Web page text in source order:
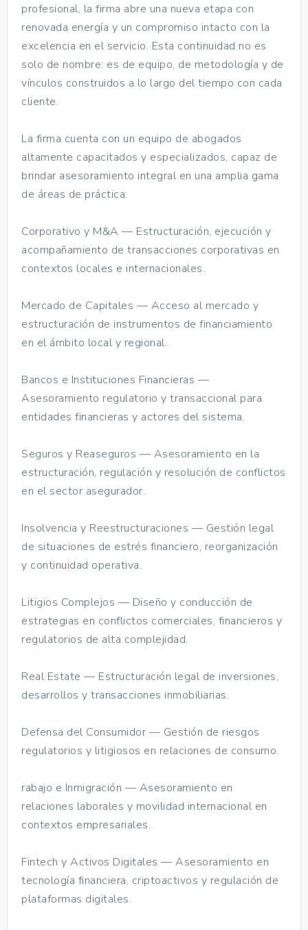
profesional, la firma abre una nueva etapa con
renovada energía y un compromiso intacto con la
excelencia en el servicio. Esta continuidad no es
solo de nombre: es de equipo, de metodología y de
vínculos construidos a lo largo del tiempo con cada
cliente.
La firma cuenta con un equipo de abogados
altamente capacitados y especializados, capaz de
brindar asesoramiento integral en una amplia gama
de áreas de práctica:
Corporativo y M&A — Estructuración, ejecución y
acompañamiento de transacciones corporativas en
contextos locales e internacionales.
Mercado de Capitales — Acceso al mercado y
estructuración de instrumentos de financiamiento
en el ámbito local y regional.
Bancos e Instituciones Financieras —
Asesoramiento regulatorio y transaccional para
entidades financieras y actores del sistema.
Seguros y Reaseguros — Asesoramiento en la
estructuración, regulación y resolución de conflictos
en el sector asegurador.
Insolvencia y Reestructuraciones — Gestión legal
de situaciones de estrés financiero, reorganización
y continuidad operativa.
Litigios Complejos — Diseño y conducción de
estrategias en conflictos comerciales, financieros y
regulatorios de alta complejidad.
Real Estate — Estructuración legal de inversiones,
desarrollos y transacciones inmobiliarias.
Defensa del Consumidor — Gestión de riesgos
regulatorios y litigiosos en relaciones de consumo.
rabajo e Inmigración — Asesoramiento en
relaciones laborales y movilidad internacional en
contextos empresariales.
Fintech y Activos Digitales — Asesoramiento en
tecnología financiera, criptoactivos y regulación de
plataformas digitales.